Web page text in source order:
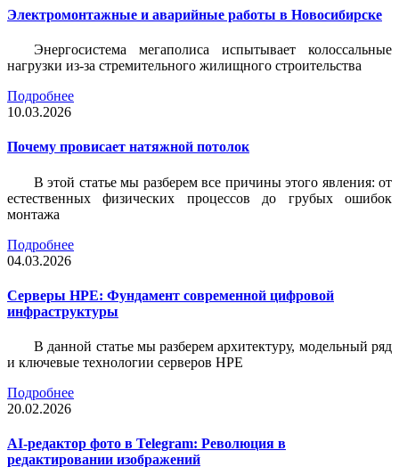
Электромонтажные и аварийные работы в Новосибирске
Энергосистема мегаполиса испытывает колоссальные
нагрузки из-за стремительного жилищного строительства
Подробнее
10.03.2026
Почему провисает натяжной потолок
В этой статье мы разберем все причины этого явления: от
естественных физических процессов до грубых ошибок
монтажа
Подробнее
04.03.2026
Серверы HPE: Фундамент современной цифровой
инфраструктуры
В данной статье мы разберем архитектуру, модельный ряд
и ключевые технологии серверов HPE
Подробнее
20.02.2026
AI-редактор фото в Telegram: Революция в
редактировании изображений